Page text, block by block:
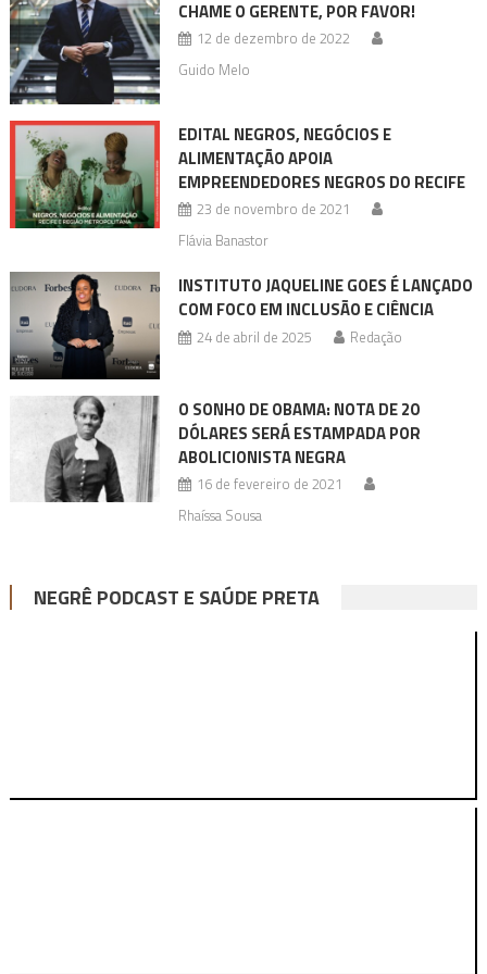
CHAME O GERENTE, POR FAVOR!
12 de dezembro de 2022
Guido Melo
EDITAL NEGROS, NEGÓCIOS E
ALIMENTAÇÃO APOIA
EMPREENDEDORES NEGROS DO RECIFE
23 de novembro de 2021
Flávia Banastor
INSTITUTO JAQUELINE GOES É LANÇADO
COM FOCO EM INCLUSÃO E CIÊNCIA
24 de abril de 2025 Redação
O SONHO DE OBAMA: NOTA DE 20
DÓLARES SERÁ ESTAMPADA POR
ABOLICIONISTA NEGRA
16 de fevereiro de 2021
Rhaíssa Sousa
NEGRÊ PODCAST E SAÚDE PRETA